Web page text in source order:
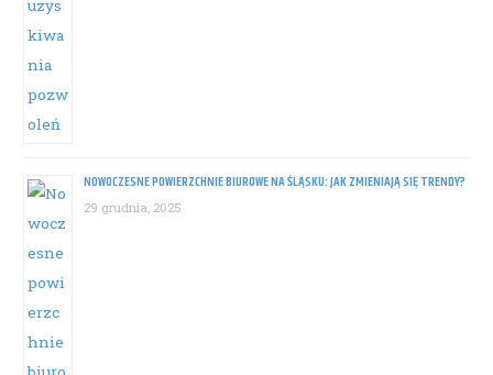
NOWOCZESNE POWIERZCHNIE BIUROWE NA ŚLĄSKU: JAK ZMIENIAJĄ SIĘ TRENDY?
29 grudnia, 2025